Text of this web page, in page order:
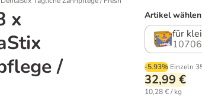
x
/
Artikel wählen
für
-5.93% Einzeln
32,99 €
10,28 € / kg